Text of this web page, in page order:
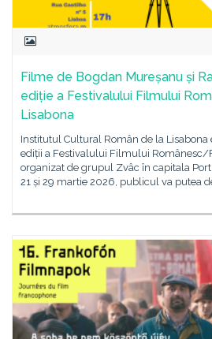
Filme de Bogdan Mureșanu și
ediție a Festivalului Filmului
Lisabona
Institutul Cultural Român de la Lisabona
ediții a Festivalului Filmului Românesc/
organizat de grupul Zvâc în capitala
21 și 29 martie 2026, publicul va putea